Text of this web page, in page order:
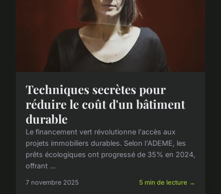
Techniques secrètes pour
réduire le coût d'un bâtiment
durable
Le financement vert révolutionne l'accès aux
projets immobiliers durables. Selon l'ADEME, les
prêts écologiques ont progressé de 35% en 2024,
offrant ...
7 novembre 2025 5 min de lecture →